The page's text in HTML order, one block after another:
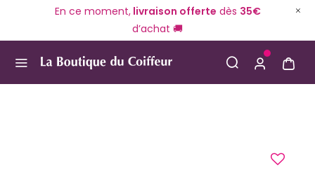
En ce moment,livraison offerte dès 35€
d’achat 🚚